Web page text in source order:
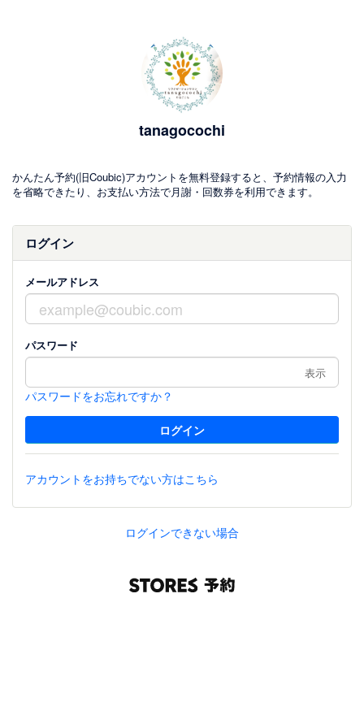
tanagocochi
かんたん予約(旧Coubic)アカウントを無料登録すると、予約情報の入力
を省略できたり、お支払い方法で月謝・回数券を利用できます。
ログイン
メールアドレス
パスワード
表示
パスワードをお忘れですか？
アカウントをお持ちでない方はこちら
ログインできない場合